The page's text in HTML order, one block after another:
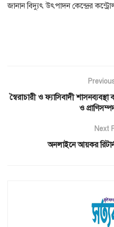
জানান বিদ্যুৎ উৎপাদন কেন্দ্রের
স্বৈরাচারী ও ফ্যাসিবাদী
ও
Next
অনলাইনে আয়কর